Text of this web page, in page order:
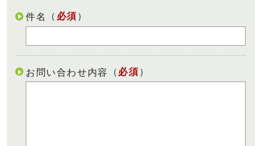
件名 （ 必須 ）
お問い合わせ内容 （ 必須 ）